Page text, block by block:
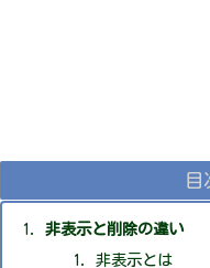
目
非表示と削除の違い
非表示とは